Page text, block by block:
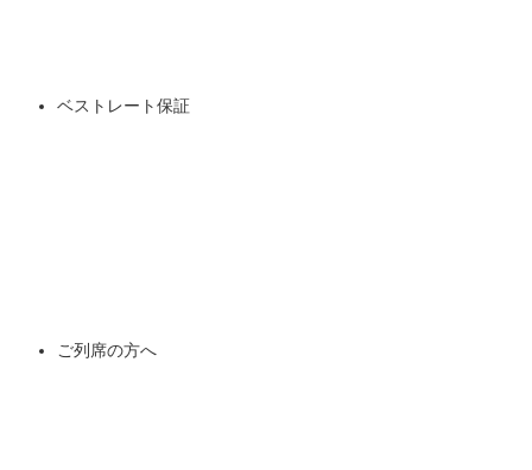
ベストレート保証
ご列席の方へ